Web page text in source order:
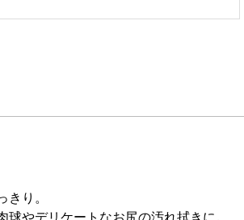
り。
やデリケートなお尻の汚れ拭きに。